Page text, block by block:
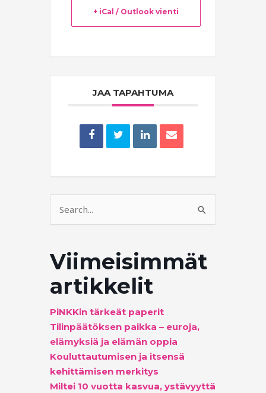
+ iCal / Outlook vienti
JAA TAPAHTUMA
Search
for:
Viimeisimmät
artikkelit
PiNKKin tärkeät paperit
Tilinpäätöksen paikka – euroja,
elämyksiä ja elämän oppia
Kouluttautumisen ja itsensä
kehittämisen merkitys
Miltei 10 vuotta kasvua, ystävyyttä